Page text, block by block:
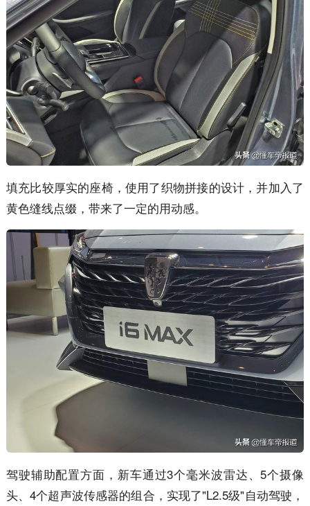
填充比较厚实的座椅，使用了织物拼接的设计，并加入了
黄色缝线点缀，带来了一定的用动感。
驾驶辅助配置方面，新车通过3个毫米波雷达、5个摄像
头、4个超声波传感器的组合，实现了"L2.5级"自动驾驶，